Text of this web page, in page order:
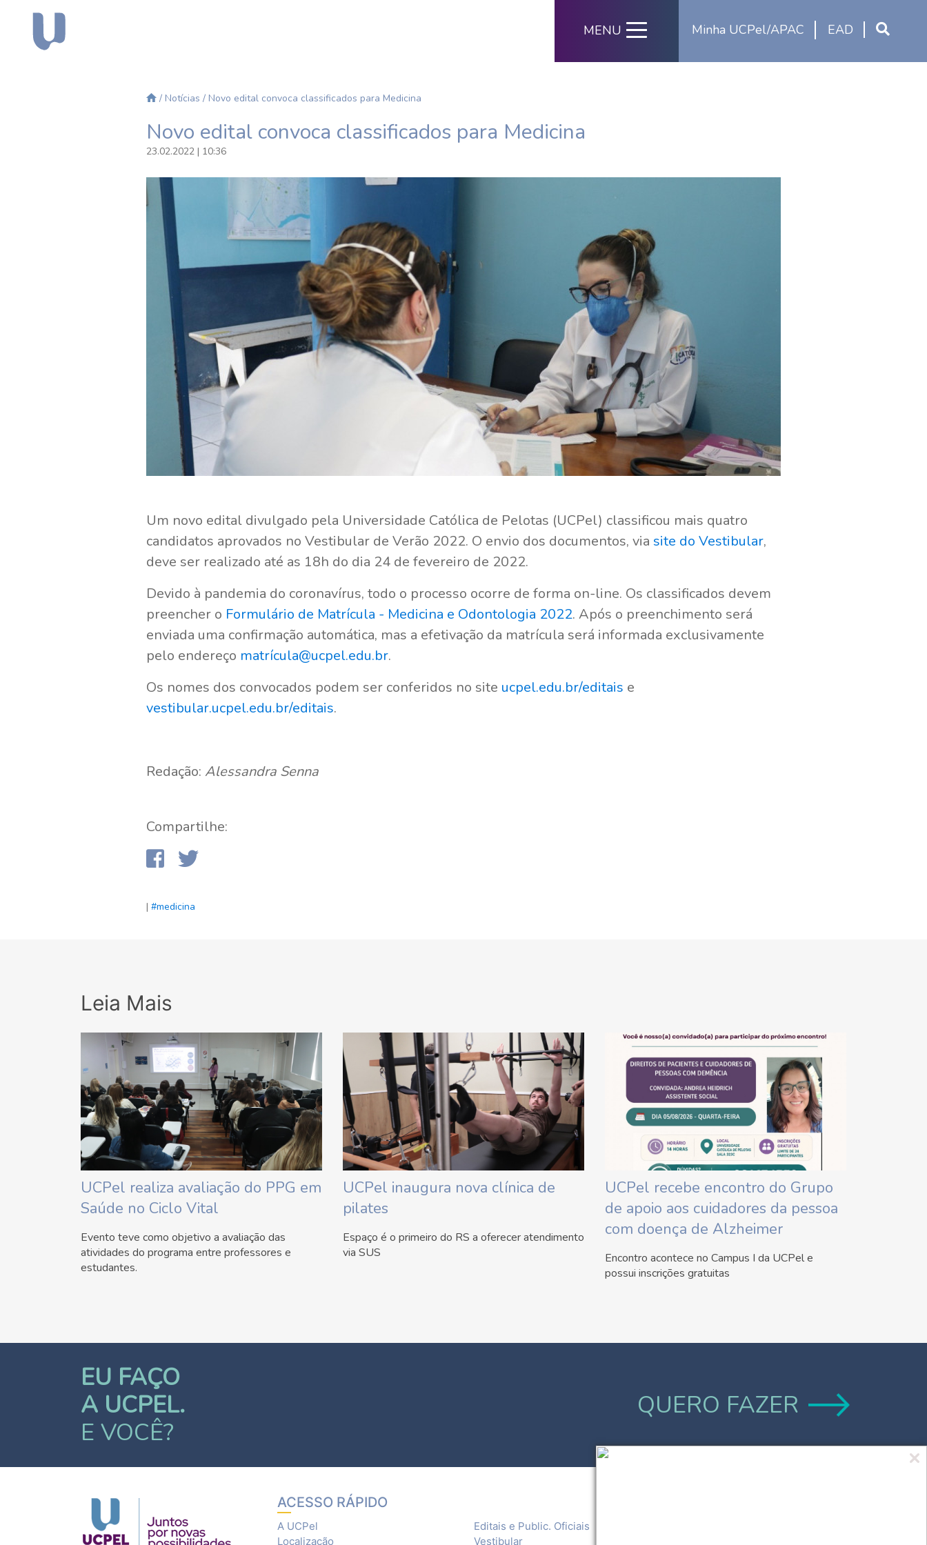
Minha UCPel/APAC EAD
MENU
/ Notícias / Novo edital convoca classificados para Medicina
Novo edital convoca classificados para Medicina
23.02.2022 | 10:36
Um novo edital divulgado pela Universidade Católica de Pelotas (UCPel) classificou mais quatro
candidatos aprovados no Vestibular de Verão 2022. O envio dos documentos, via site do Vestibular,
deve ser realizado até as 18h do dia 24 de fevereiro de 2022.
Devido à pandemia do coronavírus, todo o processo ocorre de forma on-line. Os classificados devem
preencher o Formulário de Matrícula - Medicina e Odontologia 2022. Após o preenchimento será
enviada uma confirmação automática, mas a efetivação da matrícula será informada exclusivamente
pelo endereço matrícula@ucpel.edu.br.
Os nomes dos convocados podem ser conferidos no site ucpel.edu.br/editais e
vestibular.ucpel.edu.br/editais.
Redação: Alessandra Senna
Compartilhe:
| #medicina
Leia Mais
UCPel realiza avaliação do PPG em
Saúde no Ciclo Vital
Evento teve como objetivo a avaliação das
atividades do programa entre professores e
estudantes.
UCPel inaugura nova clínica de
pilates
Espaço é o primeiro do RS a oferecer atendimento
via SUS
UCPel recebe encontro do Grupo
de apoio aos cuidadores da pessoa
com doença de Alzheimer
Encontro acontece no Campus I da UCPel e
possui inscrições gratuitas
EU FAÇO
A UCPEL.
E VOCÊ?
QUERO FAZER
ACESSO RÁPIDO
A UCPel
Localização
Editais e Public. Oficiais
Vestibular